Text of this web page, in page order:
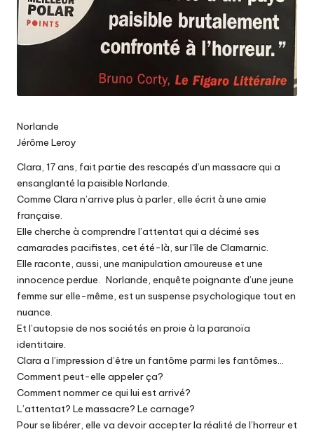
Norlande
Jérôme Leroy
Clara, 17 ans, fait partie des rescapés d’un massacre qui a
ensanglanté la paisible Norlande.
Comme Clara n’arrive plus à parler, elle écrit à une amie
française.
Elle cherche à comprendre l’attentat qui a décimé ses
camarades pacifistes, cet été-là, sur l’île de Clamarnic.
Elle raconte, aussi, une manipulation amoureuse et une
innocence perdue. Norlande, enquête poignante d’une jeune
femme sur elle-même, est un suspense psychologique tout en
nuance.
Et l’autopsie de nos sociétés en proie à la paranoïa
identitaire.
Clara a l’impression d’être un fantôme parmi les fantômes…
Comment peut-elle appeler ça?
Comment nommer ce qui lui est arrivé?
L’attentat? Le massacre? Le carnage?
Pour se libérer, elle va devoir accepter la réalité de l’horreur et